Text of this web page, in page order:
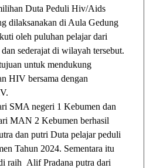
Duta Peduli Hiv/Aids
dilaksanakan di Aula Gedung
oleh puluhan pelajar dari
sederajat di wilayah tersebut.
untuk mendukung
HIV bersama dengan
SMA negeri 1 Kebumen dan
MAN 2 Kebumen berhasil
dan putri Duta pelajar peduli
Tahun 2024. Sementara itu
raih Alif Pradana putra dari